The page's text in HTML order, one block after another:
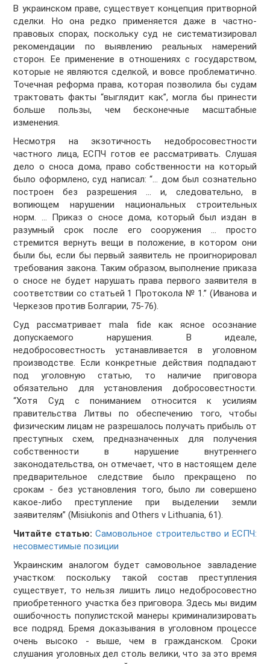
В украинском праве, существует концепция притворной
сделки. Но она редко применяется даже в частно-
правовых спорах, поскольку суд не систематизировал
рекомендации по выявлению реальных намерений
сторон. Ее применение в отношениях с государством,
которые не являются сделкой, и вовсе проблематично.
Точечная реформа права, которая позволила бы судам
трактовать факты “выглядит как”, могла бы принести
больше пользы, чем бесконечные масштабные
изменения.
Несмотря на экзотичность недобросовестности
частного лица, ЕСПЧ готов ее рассматривать. Слушая
дело о сноса дома, право собственности на который
было оформлено, суд написал: “... дом был сознательно
построен без разрешения ... и, следовательно, в
вопиющем нарушении национальных строительных
норм. … Приказ о сносе дома, который был издан в
разумный срок после его сооружения ... просто
стремится вернуть вещи в положение, в котором они
были бы, если бы первый заявитель не проигнорировал
требования закона. Таким образом, выполнение приказа
о сносе не будет нарушать права первого заявителя в
соответствии со статьей 1 Протокола № 1.” (Иванова и
Черкезов против Болгарии, 75-76).
Суд рассматривает mala fide как ясное осознание
допускаемого нарушения. В идеале,
недобросовестность устанавливается в уголовном
производстве. Если конкретные действия подпадают
под уголовную статью, то наличие приговора
обязательно для установления добросовестности.
“Хотя Суд с пониманием относится к усилиям
правительства Литвы по обеспечению того, чтобы
физическим лицам не разрешалось получать прибыль от
преступных схем, предназначенных для получения
собственности в нарушение внутреннего
законодательства, он отмечает, что в настоящем деле
предварительное следствие было прекращено по
срокам - без установления того, было ли совершено
какое-либо преступление при выделении земли
заявителям” (Misiukonis and Others v Lithuania, 61).
Читайте статью:Самовольное строительство и ЕСПЧ:
несовместимые позиции
Украинским аналогом будет самовольное завладение
участком: поскольку такой состав преступления
существует, то нельзя лишить лицо недобросовестно
приобретенного участка без приговора. Здесь мы видим
ошибочность популистской манеры криминализировать
все подряд. Бремя доказывания в уголовном процессе
очень высоко - выше, чем в гражданском. Сроки
слушания уголовных дел столь велики, что за это время